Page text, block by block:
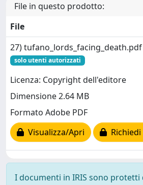
File in questo prodotto:
File
27) tufano_lords_facing_death.pdf
solo utenti autorizzati
Licenza: Copyright dell'editore
Dimensione 2.64 MB
Formato Adobe PDF
Visualizza/Apri
I documenti in IRIS sono protetti